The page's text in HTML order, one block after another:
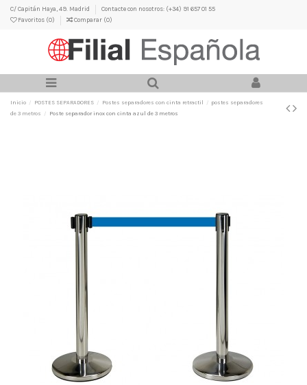
C/ Capitán Haya, 49. Madrid
Contacte con nosotros: (+34) 91 657 01 55
Favoritos (0) Comparar (0)
Inicio POSTES SEPARADORES Postes separadores con cinta retractil
postes separadores
de 3 metros
Poste separador inox con cinta azul de 3 metros